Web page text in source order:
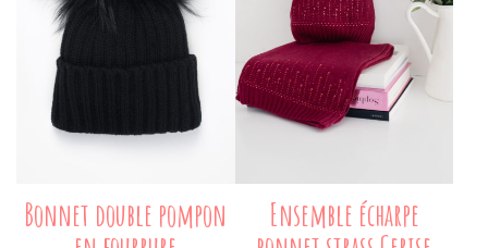
Bonnet double pompon
Ensemble écharpe